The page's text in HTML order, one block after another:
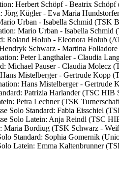
Herbert Schöpf - Beatrix
Jörg Kügler - Eva Maria
Urban - Isabella Schmid (TSK
Mario Urban - Isabella
Roland Holub - Eleonora Holub
Schwarz - Martina
Peter Langthaler - Claudia
Michael Pauser - Claudia Molecz
Mistelberger - Gertrude Kopp
Hans Mistelberger - Gertrude
Patrizia Harlander (TSC HIB
Petra Lechner (TSK
Solo Standard: Fabia Eisschiel
Solo Latein: Anja Reindl (TSC
Maria Bordiug (TSK Schwarz -
Standard: Sophia Gomernik
Latein: Emma Kaltenbrunner